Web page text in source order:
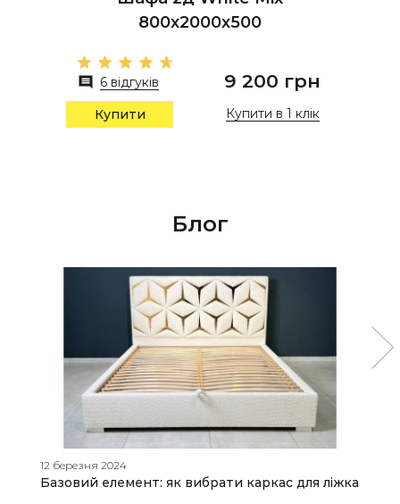
800х2000х500
6 відгуків 9 200 грн
Купити Купити в 1 клік
Блог
12 березня 2024
Базовий елемент: як вибрати каркас для ліжка